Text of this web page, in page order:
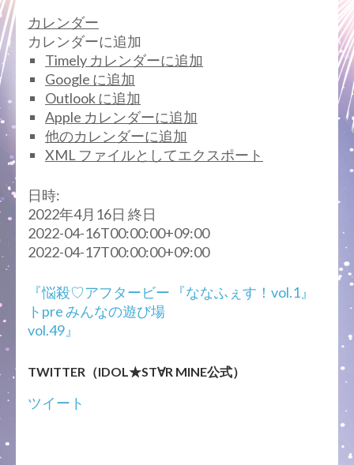
す)カレンダー
カレンダーに追加
Timely カレンダーに追加
Google に追加
Outlook に追加
Apple カレンダーに追加
他のカレンダーに追加
XML ファイルとしてエクスポート
日時:
2022年4月16日 終日
2022-04-16T00:00:00+09:00
2022-04-17T00:00:00+09:00
投
稿
ナ
ゲ
ー
シ
『悩殺♡アフタービー
トpre みんなの遊び場
vol.49』
『ななふぇす！vol.1』
TWITTER（IDOL★ST∀R MINE公式）
ツイート